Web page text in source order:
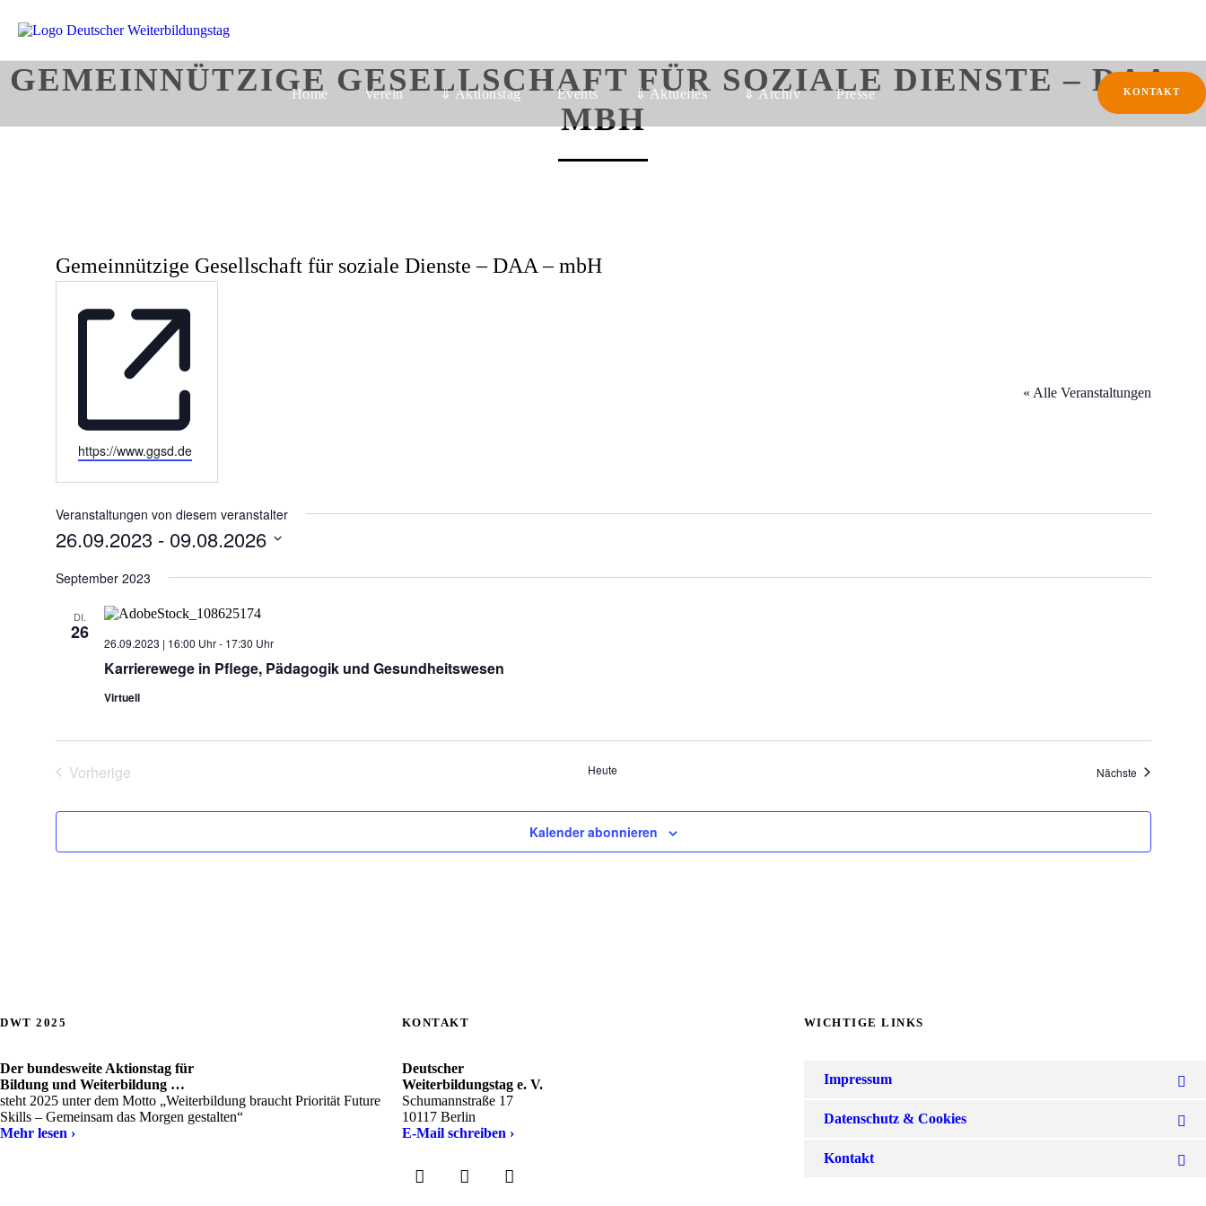
Home Verein ⇓ Aktionstag Events ⇓ Aktuelles ⇓ Archiv Presse KONTAKT
GEMEINNÜTZIGE GESELLSCHAFT FÜR SOZIALE DIENSTE – DAA –
MBH
Gemeinnützige Gesellschaft für soziale Dienste – DAA – mbH
« Alle Veranstaltungen
W
b
s
i
e
https://www.ggsd.de
Veranstaltungen von diesem veranstalter
26.09.2023 - 09.08.2026
a
.
September 2023
DI.
26
Karrierewege in Pflege, Pädagogik und Gesundheitswesen
26.09.2023 | 16:00 Uhr- 17:30 Uhr
Virtuell
Vorherige
Heute Nächste
Kalender abonnieren
DWT 2025
Der bundesweite Aktionstag für
Bildung und Weiterbildung …
steht 2025 unter dem Motto „Weiterbildung braucht Priorität Future
Skills – Gemeinsam das Morgen gestalten“
Mehr lesen ›
KONTAKT
Deutscher
Weiterbildungstag e. V.
Schumannstraße 17
10117 Berlin
E-Mail schreiben ›
WICHTIGE LINKS
Impressum
Datenschutz & Cookies
Kontakt